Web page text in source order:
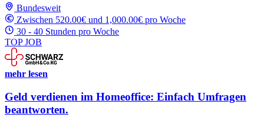
Bundesweit
Zwischen 520.00€ und 1,000.00€ pro Woche
30 - 40 Stunden pro Woche
TOP JOB
mehr lesen
Geld verdienen im Homeoffice: Einfach Umfragen
beantworten.